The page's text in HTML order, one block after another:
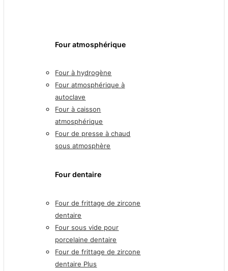
Four atmosphérique
Four à hydrogène
Four atmosphérique à
autoclave
Four à caisson
atmosphérique
Four de presse à chaud
sous atmosphère
Four dentaire
Four de frittage de zircone
dentaire
Four sous vide pour
porcelaine dentaire
Four de frittage de zircone
dentaire Plus